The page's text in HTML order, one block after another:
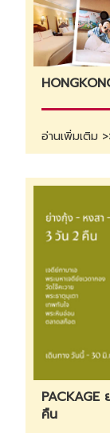
อ่านเพิ่มเติม
คืน